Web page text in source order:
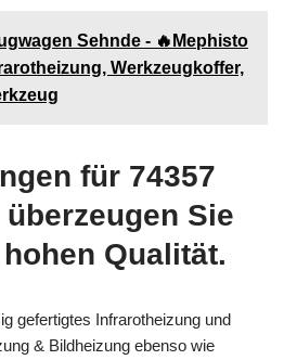
Sehnde - 🔥Mephisto
Werkzeugkoffer,
für 74357
Sie
Qualität.
gefertigtes Infrarotheizung und
& Bildheizung ebenso wie